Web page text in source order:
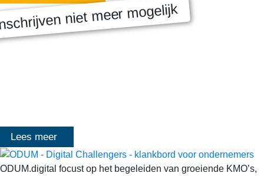
niet meer mogelijk
MASTERCLASS 2025
Lees meer
ODUM.digital focust op het begeleiden van groeiende KMO’s,